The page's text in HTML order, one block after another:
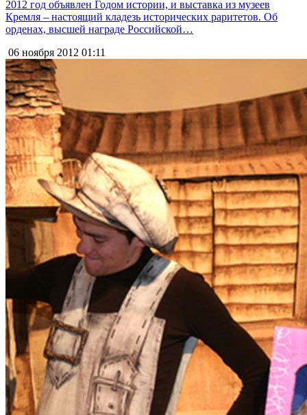
2012 год объявлен Годом истории, и выставка из музеев
Кремля – настоящий кладезь исторических раритетов. Об
орденах, высшей награде Российской…
06 ноября 2012 01:11